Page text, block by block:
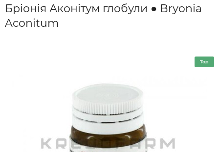
Бріонія Аконітум глобули ● Bryonia
Aconitum
Top